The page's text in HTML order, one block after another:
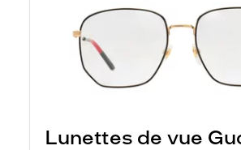
Lunettes de vue